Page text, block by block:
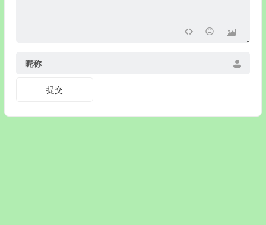
昵称